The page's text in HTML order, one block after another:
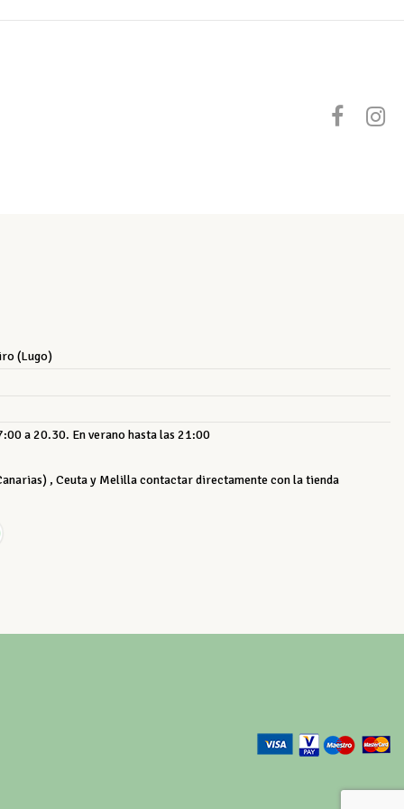
(Lugo)
a 20.30. En verano hasta las 21:00
, Ceuta y Melilla contactar directamente con la tienda